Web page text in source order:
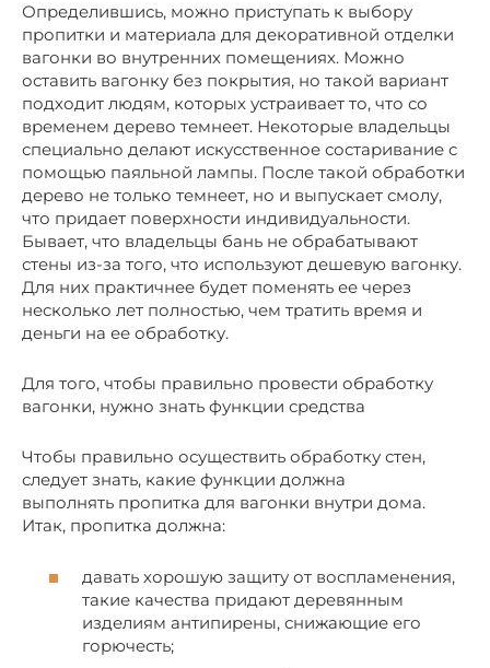
Определившись, можно приступать к выбору
пропитки и материала для декоративной отделки
вагонки во внутренних помещениях. Можно
оставить вагонку без покрытия, но такой вариант
подходит людям, которых устраивает то, что со
временем дерево темнеет. Некоторые владельцы
специально делают искусственное состаривание с
помощью паяльной лампы. После такой обработки
дерево не только темнеет, но и выпускает смолу,
что придает поверхности индивидуальности.
Бывает, что владельцы бань не обрабатывают
стены из-за того, что используют дешевую вагонку.
Для них практичнее будет поменять ее через
несколько лет полностью, чем тратить время и
деньги на ее обработку.
Для того, чтобы правильно провести обработку
вагонки, нужно знать функции средства
Чтобы правильно осуществить обработку стен,
следует знать, какие функции должна
выполнять пропитка для вагонки внутри дома.
Итак, пропитка должна:
давать хорошую защиту от воспламенения,
такие качества придают деревянным
изделиям антипирены, снижающие его
горючесть;